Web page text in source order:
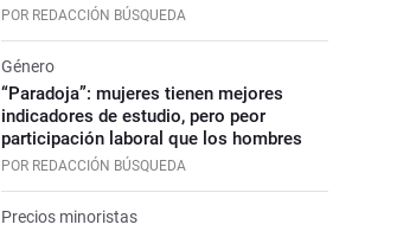
POR REDACCIÓN BÚSQUEDA
Género
“Paradoja”: mujeres tienen mejores
indicadores de estudio, pero peor
participación laboral que los hombres
POR REDACCIÓN BÚSQUEDA
Precios minoristas